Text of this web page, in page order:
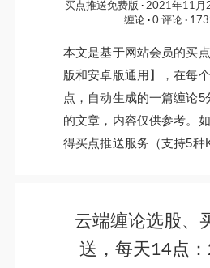
买点推送免费版 2021年11月
缠论
0 评论
本文是基于网站会员的买
版和安卓版通用】，在每
点，自动生成的一篇缠论5
的文章，内容仅供参考。
得买点推送服务（支持5种
云端缠论选股、
送，每天14点